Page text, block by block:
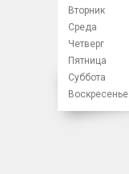
Вторник
Среда
Четверг
Пятница
Суббота
Воскресенье